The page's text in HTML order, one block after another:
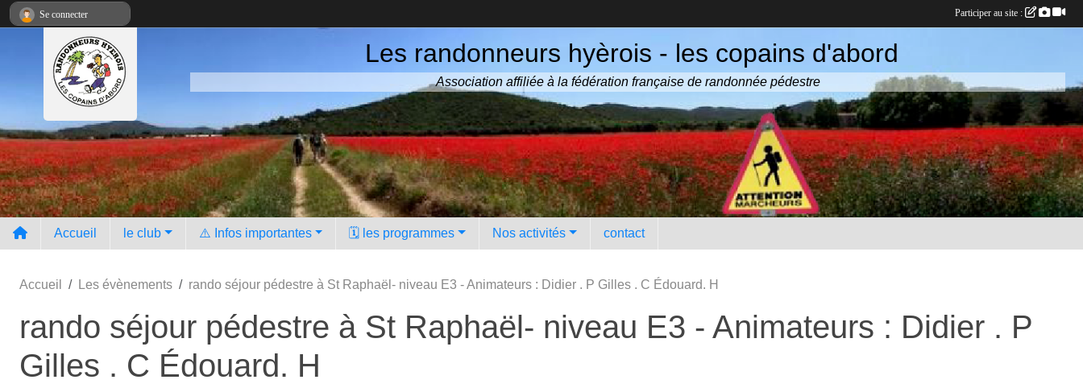
Les randonneurs hyèrois - les copains d'abord
Association affiliée à la fédération française de randonnée pédestre
Accueil le club ⚠️ Infos importantes 🗓️ les programmes Nos activités contact
Accueil Les évènements rando séjour pédestre à St Raphaël- niveau E3 - Animateurs : Didier . P Gilles . C Édouard. H
rando séjour pédestre à St Raphaël- niveau E3 - Animateurs : Didier . P
Gilles . C Édouard. H
Se connecter Participer au site :
Panneau de gestion des cookies